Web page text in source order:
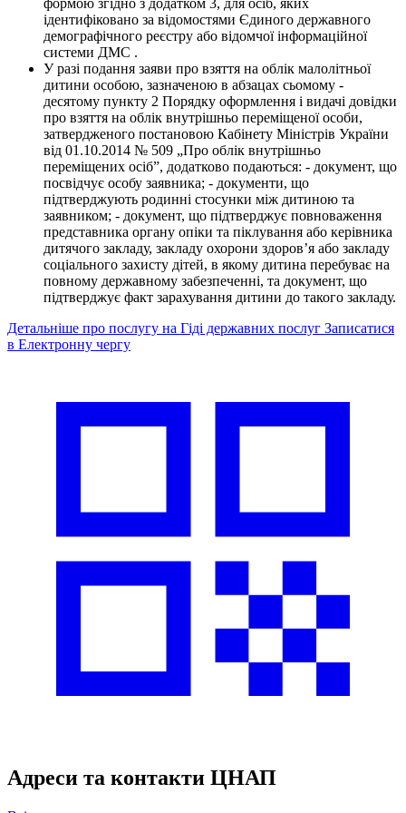
ідентифіковано за відомостями Єдиного державного
демографічного реєстру або відомчої інформаційної
системи ДМС .
У разі подання заяви про взяття на облік малолітньої
дитини особою, зазначеною в абзацах сьомому -
десятому пункту 2 Порядку оформлення і видачі довідки
про взяття на облік внутрішньо переміщеної особи,
затвердженого постановою Кабінету Міністрів України
від 01.10.2014 № 509 „Про облік внутрішньо
переміщених осіб”, додатково подаються: - документ, що
посвідчує особу заявника; - документи, що
підтверджують родинні стосунки між дитиною та
заявником; - документ, що підтверджує повноваження
представника органу опіки та піклування або керівника
дитячого закладу, закладу охорони здоров’я або закладу
соціального захисту дітей, в якому дитина перебуває на
повному державному забезпеченні, та документ, що
підтверджує факт зарахування дитини до такого закладу.
Детальніше про послугу на Гіді державних послуг Записатися
в Електронну чергу
Адреси та контакти ЦНАП